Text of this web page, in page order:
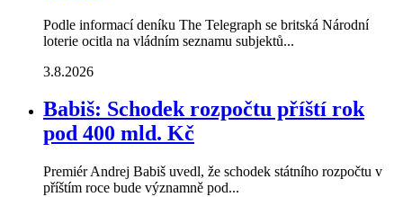
Podle informací deníku The Telegraph se britská Národní
loterie ocitla na vládním seznamu subjektů...
3.8.2026
Babiš: Schodek rozpočtu příští rok
pod 400 mld. Kč
Premiér Andrej Babiš uvedl, že schodek státního rozpočtu v
příštím roce bude významně pod...